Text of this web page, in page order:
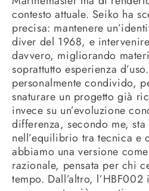
contesto attuale. Seiko ha
precisa: mantenere
diver del 1968, e
davvero, migliorando
soprattutto esperienza
personalmente condivido,
snaturare un progetto già
invece su un’evoluzione
differenza, secondo me,
nell’equilibrio tra tecnica e
abbiamo una versione
razionale, pensata per chi
tempo. Dall’altro, l’HBF002